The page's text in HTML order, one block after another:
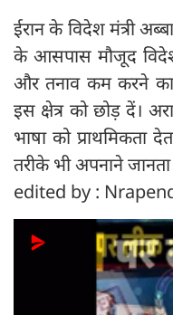
ईरान के विदेश मंत्री
के आसपास मौजूद
और तनाव कम करने
इस क्षेत्र को छोड़ दें।
भाषा को
तरीके भी अपनाने जानता
edited by :